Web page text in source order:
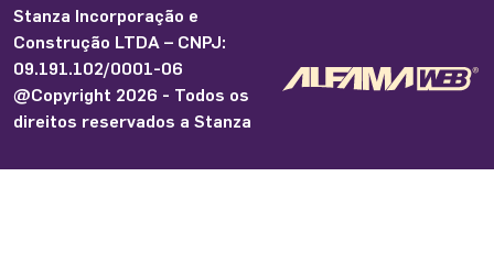
Stanza Incorporação e
Construção LTDA – CNPJ:
09.191.102/0001-06
@Copyright 2026 - Todos os
direitos reservados a Stanza